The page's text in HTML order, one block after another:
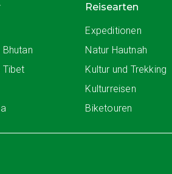
Bhutan
Tibet
Reisearten
Expeditionen
Natur Hautnah
Kultur und Trekking
Kulturreisen
Biketouren